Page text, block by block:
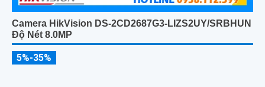
Camera HikVision DS-2CD2687G3-LIZS2UY/SRBHUN
Độ Nét 8.0MP
5%-35%